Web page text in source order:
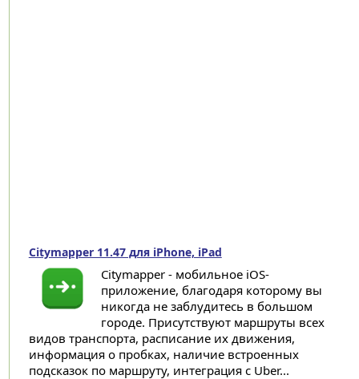
Citymapper 11.47 для iPhone, iPad
Citymapper - мобильное iOS-
приложение, благодаря которому вы
никогда не заблудитесь в большом
городе. Присутствуют маршруты всех
видов транспорта, расписание их движения,
информация о пробках, наличие встроенных
подсказок по маршруту, интеграция с Uber...